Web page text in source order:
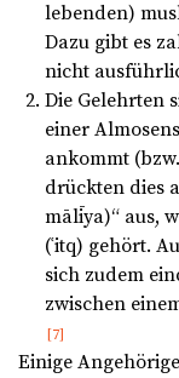
lebenden)
Dazu gibt es
nicht
Die Gelehrten
einer
ankommt
drückten dies
mālīya)“ aus,
(ʿitq) gehört.
sich zudem
zwischen
[7]
Einige